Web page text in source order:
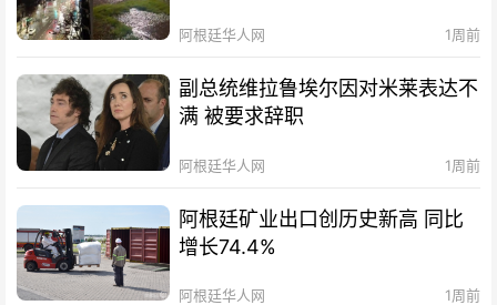
阿根廷华人网 1周前
副总统维拉鲁埃尔因对米莱表达不
满 被要求辞职
阿根廷华人网 1周前
阿根廷矿业出口创历史新高 同比
增长74.4%
阿根廷华人网 1周前